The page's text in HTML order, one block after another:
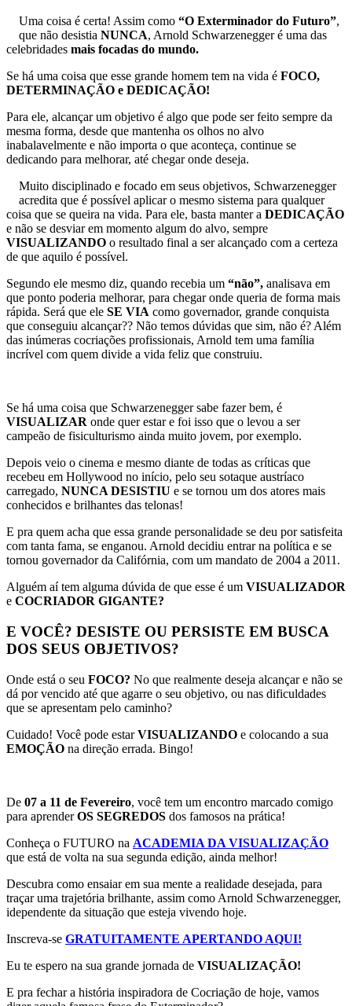
Uma coisa é certa! Assim como “O Exterminador do Futuro”,
que não desistia NUNCA, Arnold Schwarzenegger é uma das
celebridades mais focadas do mundo.
Se há uma coisa que esse grande homem tem na vida é FOCO,
DETERMINAÇÃO e DEDICAÇÃO!
Para ele, alcançar um objetivo é algo que pode ser feito sempre da
mesma forma, desde que mantenha os olhos no alvo
inabalavelmente e não importa o que aconteça, continue se
dedicando para melhorar, até chegar onde deseja.
Muito disciplinado e focado em seus objetivos, Schwarzenegger
acredita que é possível aplicar o mesmo sistema para qualquer
coisa que se queira na vida. Para ele, basta manter a DEDICAÇÃO
e não se desviar em momento algum do alvo, sempre
VISUALIZANDO o resultado final a ser alcançado com a certeza
de que aquilo é possível.
Segundo ele mesmo diz, quando recebia um “não”, analisava em
que ponto poderia melhorar, para chegar onde queria de forma mais
rápida. Será que ele SE VIA como governador, grande conquista
que conseguiu alcançar?? Não temos dúvidas que sim, não é? Além
das inúmeras cocriações profissionais, Arnold tem uma família
incrível com quem divide a vida feliz que construiu.
Se há uma coisa que Schwarzenegger sabe fazer bem, é
VISUALIZAR onde quer estar e foi isso que o levou a ser
campeão de fisiculturismo ainda muito jovem, por exemplo.
Depois veio o cinema e mesmo diante de todas as críticas que
recebeu em Hollywood no início, pelo seu sotaque austríaco
carregado, NUNCA DESISTIU e se tornou um dos atores mais
conhecidos e brilhantes das telonas!
E pra quem acha que essa grande personalidade se deu por satisfeita
com tanta fama, se enganou. Arnold decidiu entrar na política e se
tornou governador da Califórnia, com um mandato de 2004 a 2011.
Alguém aí tem alguma dúvida de que esse é um VISUALIZADOR
e COCRIADOR GIGANTE?
E VOCÊ? DESISTE OU PERSISTE EM BUSCA
DOS SEUS OBJETIVOS?
Onde está o seu FOCO? No que realmente deseja alcançar e não se
dá por vencido até que agarre o seu objetivo, ou nas dificuldades
que se apresentam pelo caminho?
Cuidado! Você pode estarVISUALIZANDO e colocando a sua
EMOÇÃO na direção errada. Bingo!
De 07 a 11 de Fevereiro, você tem um encontro marcado comigo
para aprenderOS SEGREDOS dos famosos na prática!
Conheça o FUTURO na ACADEMIA DA VISUALIZAÇÃO
que está de volta na sua segunda edição, ainda melhor!
Descubra como ensaiar em sua mente a realidade desejada, para
traçar uma trajetória brilhante, assim como Arnold Schwarzenegger,
idependente da situação que esteja vivendo hoje.
Inscreva-se GRATUITAMENTE APERTANDO AQUI!
Eu te espero na sua grande jornada de VISUALIZAÇÃO!
E pra fechar a história inspiradora de Cocriação de hoje, vamos